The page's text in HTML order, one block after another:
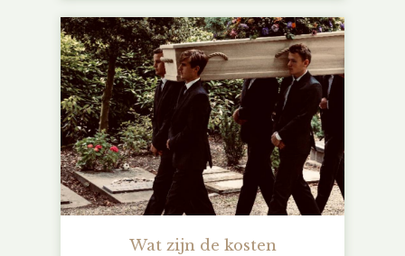
Wat zijn de kosten